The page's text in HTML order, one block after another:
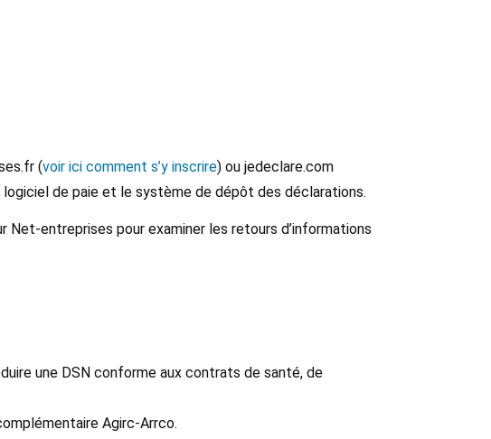
(voir ici comment s’y inscrire) ou jedeclare.com
de paie et le système de dépôt des déclarations.
entreprises pour examiner les retours d’informations
une DSN conforme aux contrats de santé, de
Agirc-Arrco.